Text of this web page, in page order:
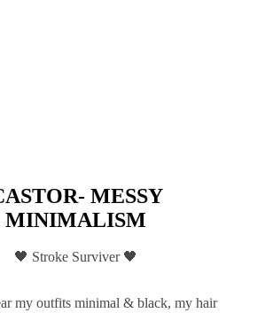
MESSY
MINIMALISM
🖤 Stroke Surviver 🖤
my outfits minimal & black, my hair